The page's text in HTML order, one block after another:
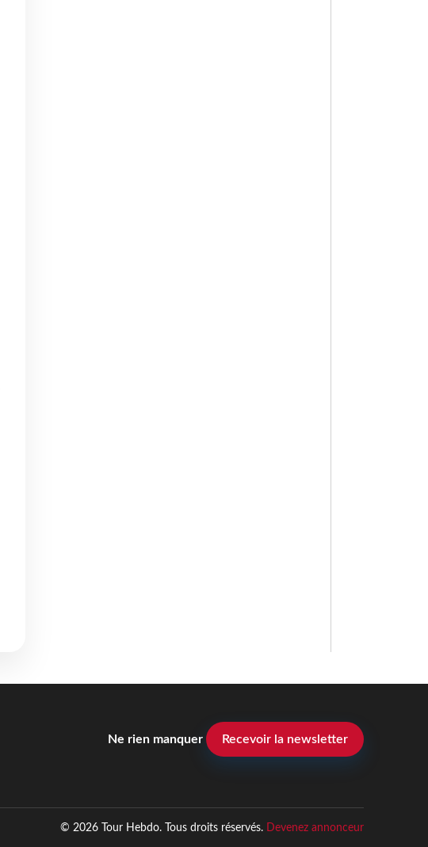
Ne rien manquer Recevoir la newsletter
© 2026 Tour Hebdo. Tous droits réservés. Devenez annonceur